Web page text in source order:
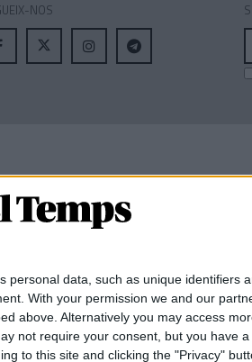
data, such as unique
With your permission we and our
above. Alternatively you may access
not require your consent, but you have
to this site and clicking the "Privacy"
NOS